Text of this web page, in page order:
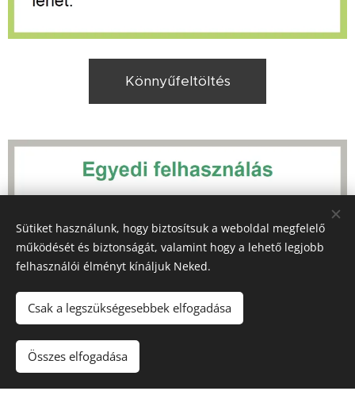
Könnyűfeltöltés
Sütiket használunk, hogy biztosítsuk a weboldal megfelelő
működését és biztonságát, valamint hogy a lehető legjobb
felhasználói élményt kínáljuk Neked.
Csak a legszükségesebbek elfogadása
Összes elfogadása